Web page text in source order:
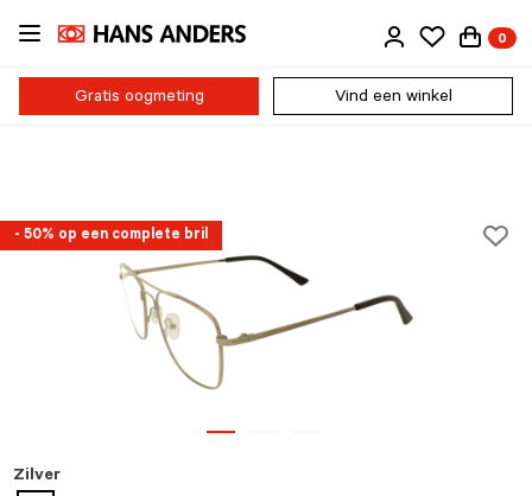
Ga
naar
inhoud
0
Gratis oogmeting Vind een winkel
- 50% op een complete bril
Zilver